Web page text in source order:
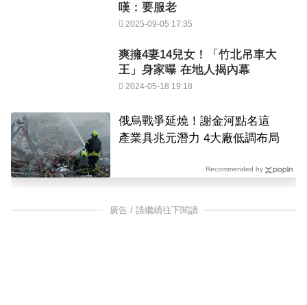
嘆：要服老
2025-09-05 17:35
爽擁4妻14兒女！「竹北吊車大
王」身家曝 在地人揭內幕
2024-05-18 19:18
俄烏戰爭延燒！謝金河點名這
產業具兆元潛力 4大廠低調布局
Recommended by
廣告 / 請繼續往下閱讀